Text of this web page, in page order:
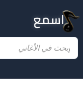
اسمع